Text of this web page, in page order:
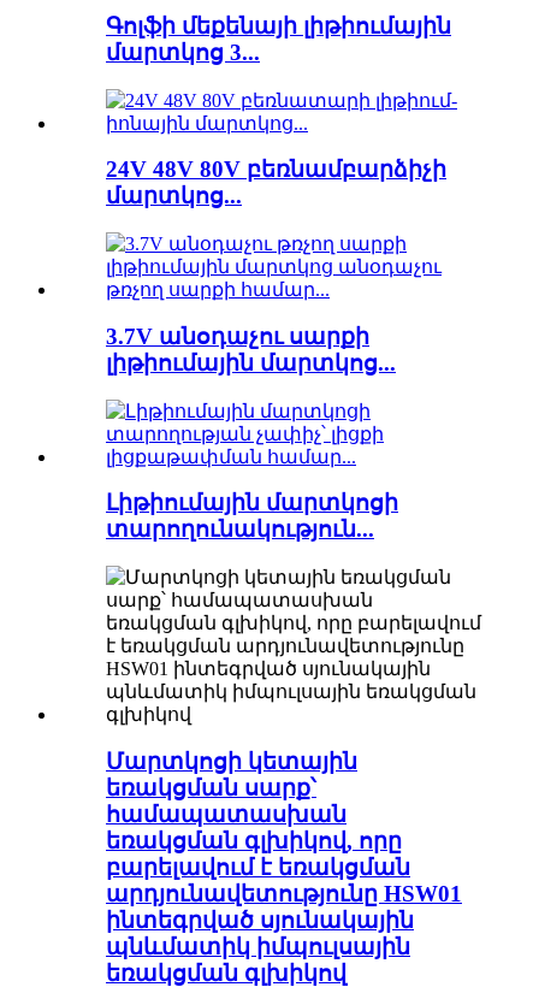
Գոլֆի մեքենայի լիթիումային
մարտկոց 3...
24V 48V 80V բեռնամբարձիչի
մարտկոց...
3.7V անօդաչու սարքի
լիթիումային մարտկոց...
Լիթիումային մարտկոցի
տարողունակություն...
Մարտկոցի կետային
եռակցման սարք՝
համապատասխան
եռակցման գլխիկով, որը
բարելավում է եռակցման
արդյունավետությունը HSW01
ինտեգրված սյունակային
պնևմատիկ իմպուլսային
եռակցման գլխիկով